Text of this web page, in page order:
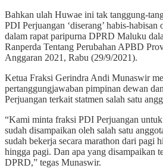
Bahkan ulah Huwae ini tak tanggung-
PDI Perjuangan ‘diserang’ habis-
dalam rapat paripurna DPRD Maluku
Ranperda Tentang Perubahan APBD
Anggaran 2021, Rabu (29/9/2021).
Ketua Fraksi Gerindra Andi Munaswir
pertanggungjawaban pimpinan dewan
Perjuangan terkait statmen salah satu
“Kami minta fraksi PDI Perjuangan
sudah disampaikan oleh salah satu
sudah bekerja secara marathon dari pagi
hingga pagi. Dan apa yang disampaikan
DPRD,” tegas Munaswir.